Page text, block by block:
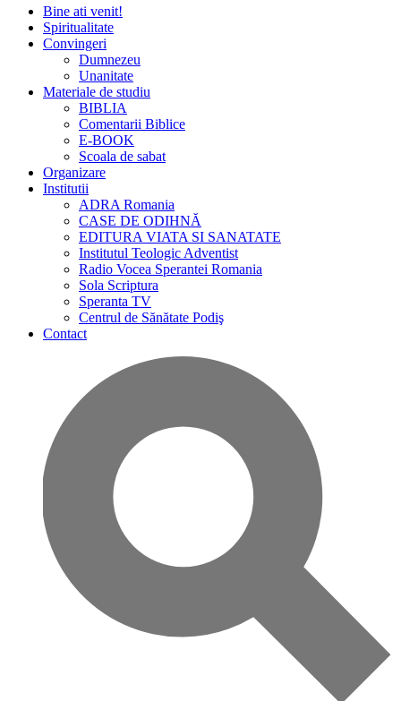
Bine ati venit!
Spiritualitate
Convingeri
Dumnezeu
Unanitate
Materiale de studiu
BIBLIA
Comentarii Biblice
E-BOOK
Scoala de sabat
Organizare
Institutii
ADRA Romania
CASE DE ODIHNĂ
EDITURA VIATA SI SANATATE
Institutul Teologic Adventist
Radio Vocea Sperantei Romania
Sola Scriptura
Speranta TV
Centrul de Sănătate Podiş
Contact